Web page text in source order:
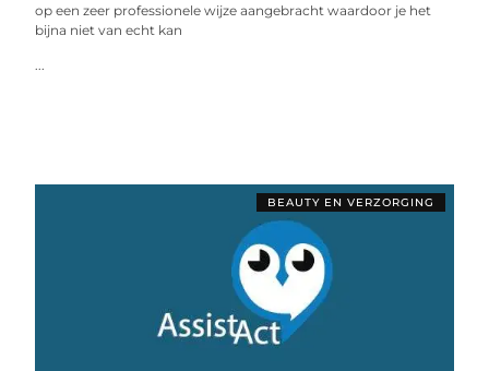
op een zeer professionele wijze aangebracht waardoor je het
bijna niet van echt kan
...
BEAUTY EN VERZORGING